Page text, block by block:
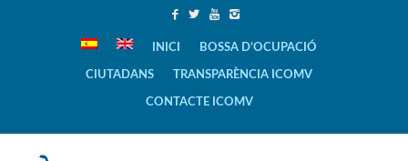
INICI BOSSA D’OCUPACIÓ
CIUTADANS TRANSPARÈNCIA ICOMV
CONTACTE ICOMV